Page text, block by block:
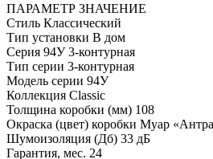
ПАРАМЕТР ЗНАЧЕНИЕ
Стиль Классический
Тип установки В дом
Серия 94У 3-контурная
Тип серии 3-контурная
Модель серии 94У
Коллекция Classic
Толщина коробки (мм) 108
Окраска (цвет) коробки Муар
Шумоизоляция (Дб) 33 дБ
Гарантия, мес. 24